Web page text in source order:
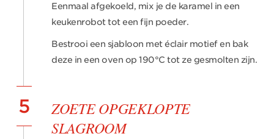
Eenmaal afgekoeld, mix je de karamel in een
keukenrobot tot een fijn poeder.
Bestrooi een sjabloon met éclair motief en bak
deze in een oven op 190°C tot ze gesmolten zijn.
5
ZOETE OPGEKLOPTE
SLAGROOM